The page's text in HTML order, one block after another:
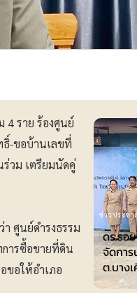
4 ราย ร้องศูนย์
ธิ์-ขอบ้านเลขที่
ร่วม เตรียมนัดคู่
ศูนย์ดำรงธรรม
ารซื้อขายที่ดิน
ขอให้อำเภอ
ดร.รอ
จัดการ
ต.บาง
ข่าวประช